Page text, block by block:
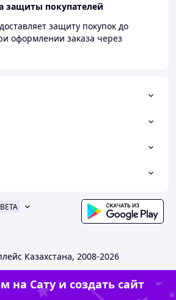
защиты покупателей
защиту покупок до
оформлении заказа через
BETA
Казахстана, 2008-2026
на Сату и создать сайт